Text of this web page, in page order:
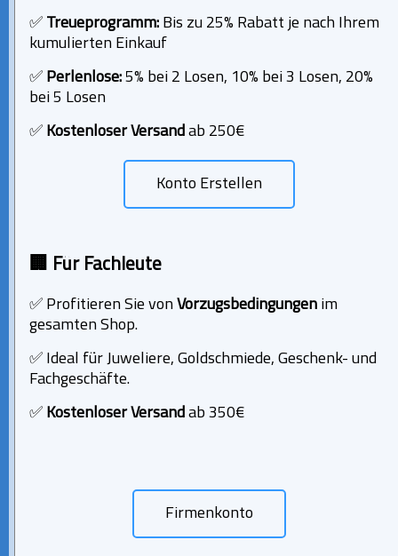
✅ Treueprogramm: Bis zu 25% Rabatt je nach Ihrem
kumulierten Einkauf
✅ Perlenlose: 5% bei 2 Losen, 10% bei 3 Losen, 20%
bei 5 Losen
✅ Kostenloser Versand ab 250€
Konto Erstellen
🏢 Für Fachleute
✅ Profitieren Sie von Vorzugsbedingungen im
gesamten Shop.
✅ Ideal für Juweliere, Goldschmiede, Geschenk- und
Fachgeschäfte.
✅ Kostenloser Versand ab 350€
Firmenkonto